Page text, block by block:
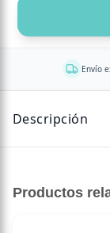
Envío
Descripción
Deliciosa y
es el
Productos